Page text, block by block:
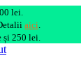
lei.
aici.
și 250 lei.